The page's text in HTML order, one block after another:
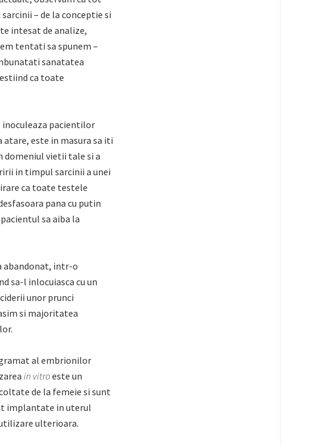
– de la conceptie si
intesat de analize,
tentati sa spunem –
sanatatea
ca toate
inoculeaza pacientilor
atare, este in masura sa iti
domeniul vietii tale si a
in timpul sarcinii a unei
ca toate testele
pana cu putin
sa aiba la
abandonat, intr-o
sa-l inlocuiasca cu un
unor prunci
si majoritatea
al embrionilor
in vitroeste un
de la femeie si sunt
implantate in uterul
ulterioara.